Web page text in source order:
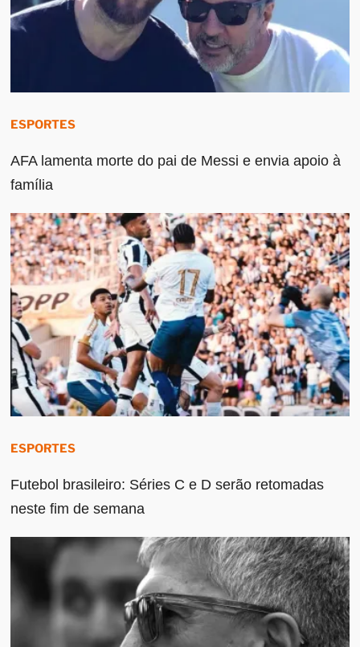
ESPORTES
AFA lamenta morte do pai de Messi e envia apoio à
família
ESPORTES
Futebol brasileiro: Séries C e D serão retomadas
neste fim de semana